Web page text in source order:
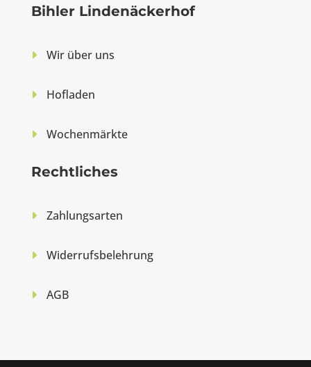
Bihler Lindenäckerhof
Wir über uns
Hofladen
Wochenmärkte
Rechtliches
Zahlungsarten
Widerrufsbelehrung
AGB